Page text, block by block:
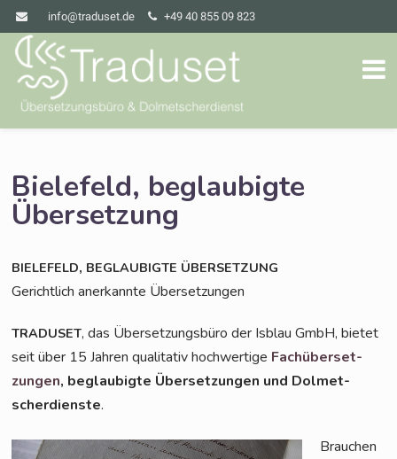
info@traduset.de +49 40 855 09 823
Bielefeld, beglaubigte
Übersetzung
BIELEFELD, BEGLAUBIGTE ÜBERSETZUNG
Gericht­lich aner­kann­te Übersetzungen
TRADUSET, das Über­set­zungs­bü­ro der Isblau GmbH, bie­tet
seit über 15 Jah­ren qua­li­ta­tiv hoch­wer­ti­ge Fach­über­set­
zun­gen, beglau­big­te Über­set­zun­gen und Dol­met­
scher­diens­te.
Brau­chen